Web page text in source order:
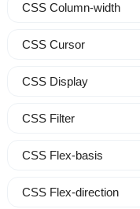
CSS Column-width
CSS Cursor
CSS Display
CSS Filter
CSS Flex-basis
CSS Flex-direction